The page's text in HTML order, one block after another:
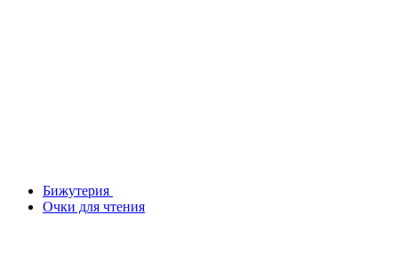
Бижутерия
Очки для чтения